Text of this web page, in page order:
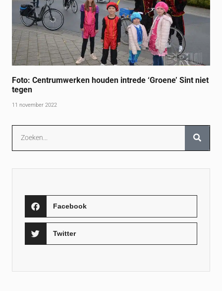
Foto: Centrumwerken houden intrede ‘Groene’ Sint niet
tegen
11 november 2022
Facebook
Twitter